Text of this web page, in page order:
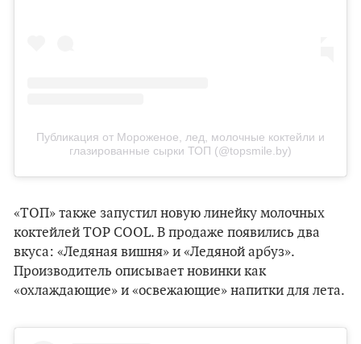
Публикация от Мороженое, лед, молочные коктейли и
глазированные сырки ТОП (@topsmile.by)
«ТОП» также запустил новую линейку молочных
коктейлей TOP COOL. В продаже появились два
вкуса: «Ледяная вишня» и «Ледяной арбуз».
Производитель описывает новинки как
«охлаждающие» и «освежающие» напитки для лета.